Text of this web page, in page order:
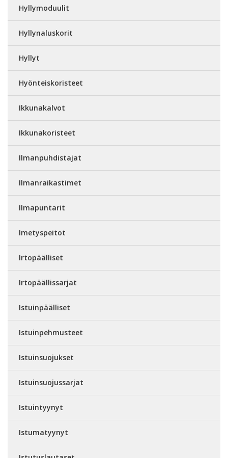
Hyllymoduulit
Hyllynaluskorit
Hyllyt
Hyönteiskoristeet
Ikkunakalvot
Ikkunakoristeet
Ilmanpuhdistajat
Ilmanraikastimet
Ilmapuntarit
Imetyspeitot
Irtopäälliset
Irtopäällissarjat
Istuinpäälliset
Istuinpehmusteet
Istuinsuojukset
Istuinsuojussarjat
Istuintyynyt
Istumatyynyt